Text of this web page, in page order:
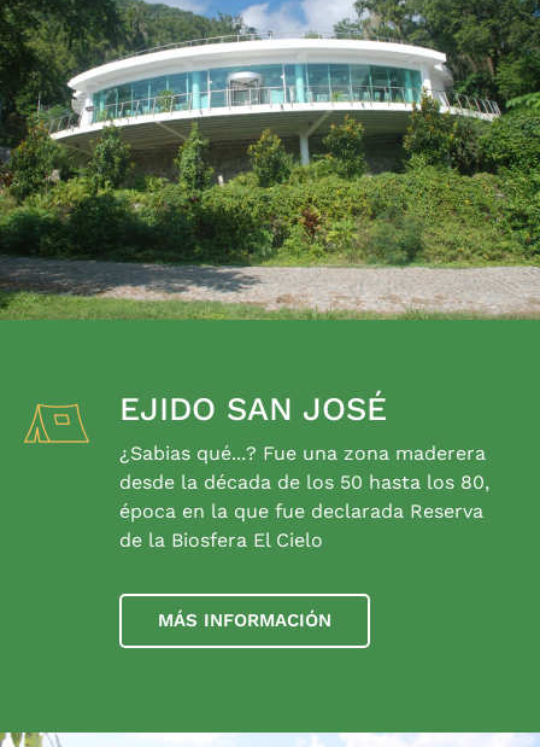
EJIDO SAN JOSÉ
¿Sabias qué...? Fue una zona maderera
desde la década de los 50 hasta los 80,
época en la que fue declarada Reserva
de la Biosfera El Cielo
MÁS INFORMACIÓN